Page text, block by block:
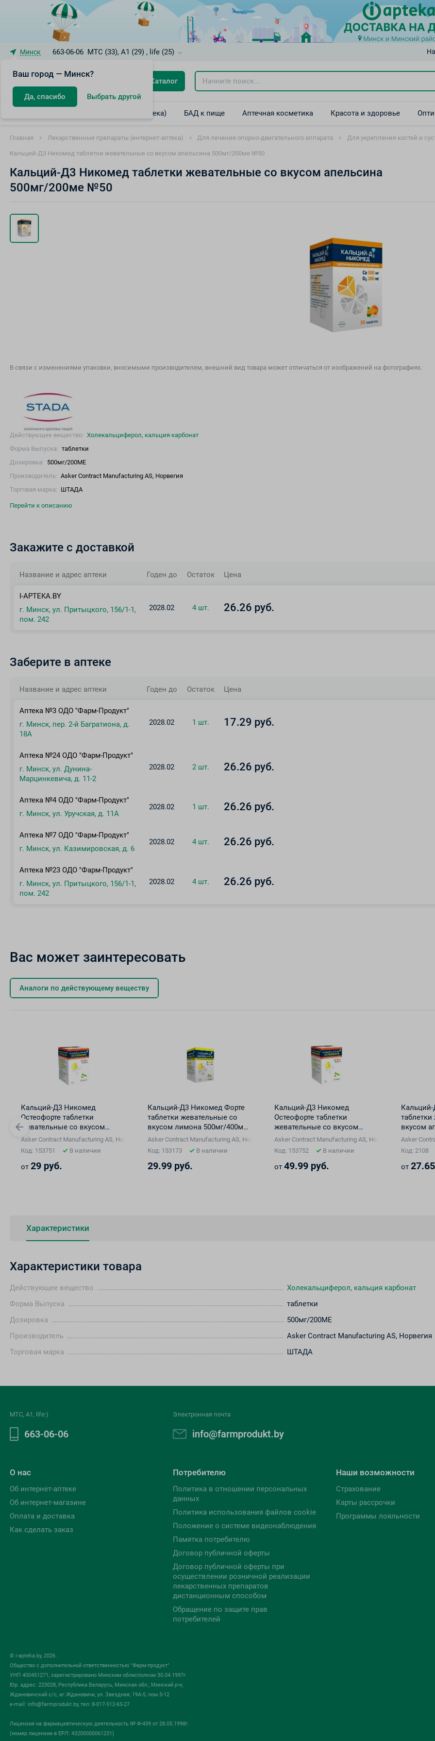
Минск
Ваш город — Минск?
Да, спасибо Выбрать другой
663-06-06 МТС (33), A1 (29) , life (25)
Каталог
Лекарственные препараты (интернет-аптека) БАД к пище Аптечная косметика Красота и здоровье
Главная Лекарственные препараты (интернет-аптека) Для лечения опорно-двигательного аппарата Для укрепления костей и
Кальций-Д3 Никомед таблетки жевательные со вкусом апельсина 500мг/200ме №50
Кальций-Д3 Никомед таблетки жевательные со вкусом апельсина
500мг/200ме №50
В связи с изменениями упаковки, вносимыми производителем, внешний вид товара может отличаться от изображений на фотографиях.
Действующее вещество: Холекальциферол, кальция карбонат
Форма Выпуска: таблетки
Дозировка: 500мг/200МЕ
Производитель: Asker Contract Manufacturing AS, Норвегия
Торговая марка: ШТАДА
Перейти к описанию
Закажите с доставкой
Название и адрес аптеки Годен до Остаток Цена
I-APTEKA.BY
г. Минск, ул. Притыцкого, 156/1-1,
пом. 242
2028.02 4 шт. 26.26 руб.
Заберите в аптеке
Название и адрес аптеки Годен до Остаток Цена
Аптека №3 ОДО "Фарм-Продукт"
г. Минск, пер. 2-й Багратиона, д.
18А
2028.02 1 шт. 17.29 руб.
Аптека №24 ОДО "Фарм-Продукт"
г. Минск, ул. Дунина-
Марцинкевича, д. 11-2
2028.02 2 шт. 26.26 руб.
Аптека №4 ОДО "Фарм-Продукт"
г. Минск, ул. Уручская, д. 11А
2028.02 1 шт. 26.26 руб.
Аптека №7 ОДО "Фарм-Продукт"
г. Минск, ул. Казимировская, д. 6
2028.02 4 шт. 26.26 руб.
Аптека №23 ОДО "Фарм-Продукт"
г. Минск, ул. Притыцкого, 156/1-1,
пом. 242
2028.02 4 шт. 26.26 руб.
Вас может заинтересовать
Аналоги по действующему веществу
Кальций-Д3 Никомед
Остеофорте таблетки
жевательные со вкусом
лимона 1000мг/800ме №30
Asker Contract Manufacturing AS, Норвегия
Код: 153751
В наличии
от29 руб.
Кальций-Д3 Никомед Форте
таблетки жевательные со
вкусом лимона 500мг/400ме
№60
Asker Contract Manufacturing AS, Норвегия
Код: 153173
В наличии
29.99 руб.
Кальций-Д3 Никомед
Остеофорте таблетки
жевательные со вкусом
лимона 1000мг/800ме №60
Asker Contract Manufacturing AS, Норвегия
Код: 153752
В наличии
от49.99 руб.
вкусом
500мг/
Asker
Код: 2108
от
Характеристики
Характеристики товара
Действующее вещество
Холекальциферол, кальция карбонат
Форма Выпуска
таблетки
Дозировка
500мг/200МЕ
Производитель
Asker Contract Manufacturing AS, Норвегия
Торговая марка
ШТАДА
МТС, A1, life:)
663-06-06
Электронная почта
info@farmprodukt.by
О нас
Об интернет-аптеке
Об интернет-магазине
Оплата и доставка
Как сделать заказ
Потребителю
Политика в отношении персональных
данных
Политика использования файлов cookie
Положение о системе видеонаблюдения
Памятка потребителю
Договор публичной оферты
Договор публичной оферты при
осуществлении розничной реализации
лекарственных препаратов
дистанционным способом
Обращение по защите прав
потребителей
Наши возможности
Страхование
Карты рассрочки
Программы лояльности
© i-apteka.by, 2026 .
Общество с дополнительной ответственностью "Фарм-продукт"
УНП 400451271, зарегистрировано Минским облисполком 30.04.1997г.
Юр. адрес: 223028, Республика Беларусь, Минская обл., Минский р-н,
Ждановичский с/с, аг.Ждановичи, ул. Звездная, 19А-5, пом.5-12
e-mail: info@farmprodukt.by, тел: 8-017-512-65-27
Лицензия на фармацевтическую деятельность № Ф-439 от 28.05.1998г.
(номер лицензии в ЕРЛ: 43200000061231)